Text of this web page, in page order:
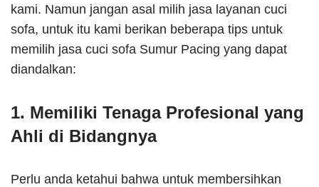
kami. Namun jangan asal milih jasa layanan cuci
sofa, untuk itu kami berikan beberapa tips untuk
memilih jasa cuci sofa Sumur Pacing yang dapat
diandalkan:
1. Memiliki Tenaga Profesional yang
Ahli di Bidangnya
Perlu anda ketahui bahwa untuk membersihkan